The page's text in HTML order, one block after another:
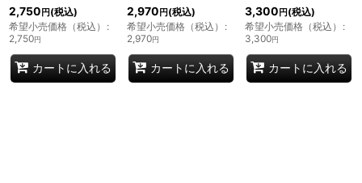
2,750 円 (税込)
希望小売価格（税込） :
2,750円
カートに入れる
2,970 円(税込)
希望小売価格（税込） :
2,970円
カートに入れる
3,300 円(税込)
希望小売価格（税込） :
3,300円
カートに入れる